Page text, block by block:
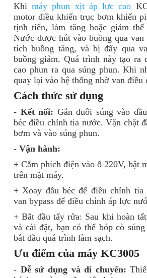
Khimáy phun xịt áp lực cao
motor điều khiển trục bơm khiến
tịnh tiến, làm tăng hoặc giảm
Nước được hút vào buồng qua
tích buồng tăng, và bị đẩy qua
buồng giảm. Quá trình này tạo ra
cao phun ra qua súng phun. Khi
quay lại vào hệ thống nhờ van điều
Cách thức sử dụng
- Kết nối: Gắn đuôi súng vào
béc điều chỉnh tia nước. Vặn chặt
bơm và vào súng phun.
- Vận hành:
+ Cắm phích điện vào ổ 220V, bật
trên mặt máy.
+ Xoay đầu béc để điều chỉnh tia
van bypass để điều chỉnh áp lực
+ Bắt đầu tẩy rửa: Sau khi hoàn
và cài đặt, bạn có thể bóp cò
bắt đầu quá trình làm sạch.
Ưu điểm của máy KC3005
- Dễ sử dụng và di chuyển: